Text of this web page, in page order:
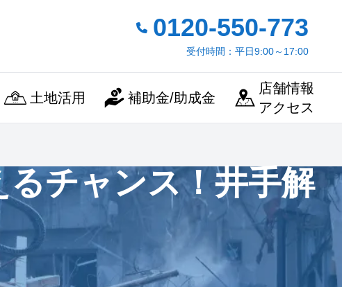
0120-550-773
受付時間：平日9:00～17:00
土地活用 補助金/助成金
店舗情報
アクセス
チャンス！井手解